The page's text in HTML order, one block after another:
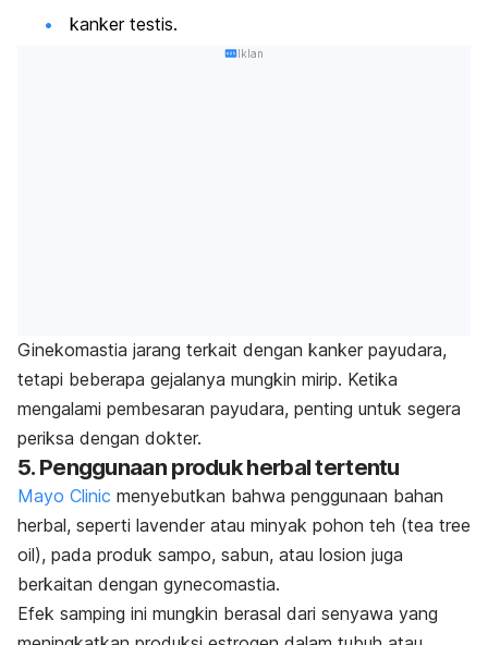
kanker testis.
Iklan
Ginekomastia jarang terkait dengan kanker payudara,
tetapi beberapa gejalanya mungkin mirip. Ketika
mengalami pembesaran payudara, penting untuk segera
periksa dengan dokter.
5. Penggunaan produk herbal tertentu
Mayo Clinic menyebutkan bahwa penggunaan bahan
herbal, seperti lavender atau minyak pohon teh (tea tree
oil), pada produk sampo, sabun, atau losion juga
berkaitan dengan gynecomastia.
Efek samping ini mungkin berasal dari senyawa yang